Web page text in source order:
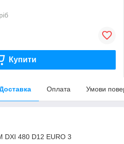
Купити
Оплата Умови
DXI 480 D12 EURO 3